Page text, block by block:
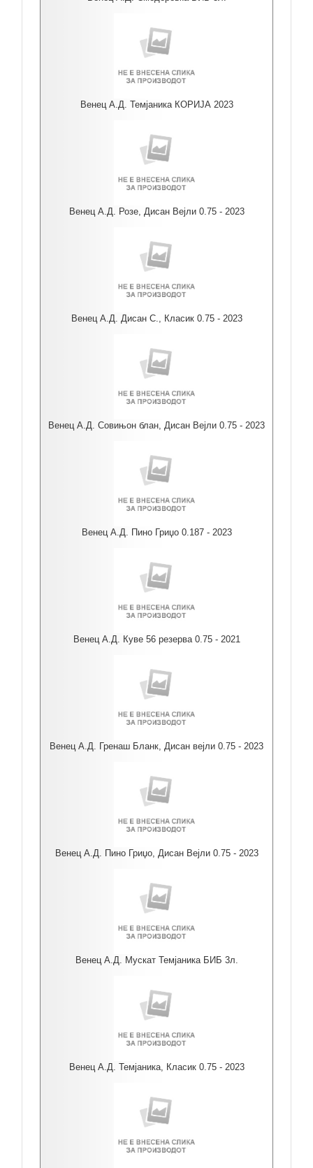
Венец А.Д. Темјаника КОРИЈА 2023
Венец А.Д. Розе, Дисан Вејли 0.75 - 2023
Венец А.Д. Дисан С., Класик 0.75 - 2023
Венец А.Д. Совињон блан, Дисан Вејли 0.75 - 2023
Венец А.Д. Пино Гриџо 0.187 - 2023
Венец А.Д. Куве 56 резерва 0.75 - 2021
Венец А.Д. Гренаш Бланк, Дисан вејли 0.75 - 2023
Венец А.Д. Пино Гриџо, Дисан Вејли 0.75 - 2023
Венец А.Д. Мускат Темјаника БИБ 3л.
Венец А.Д. Темјаника, Класик 0.75 - 2023